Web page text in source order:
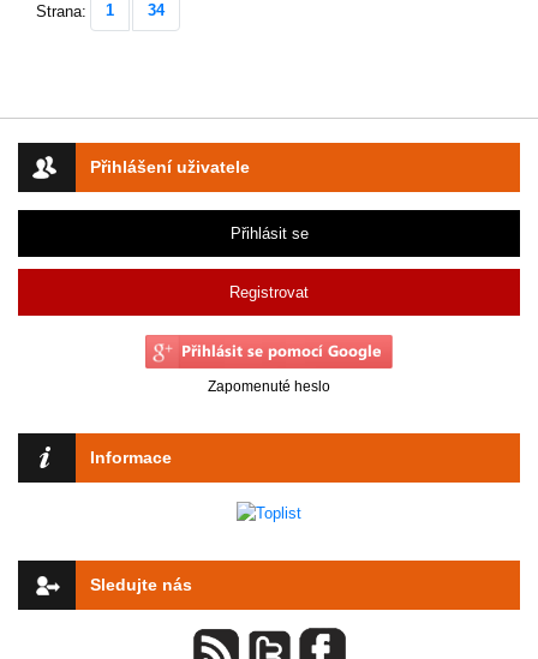
Přihlášení uživatele
Přihlásit se
Registrovat
Zapomenuté heslo
Informace
Sledujte nás
Strana: 1 34